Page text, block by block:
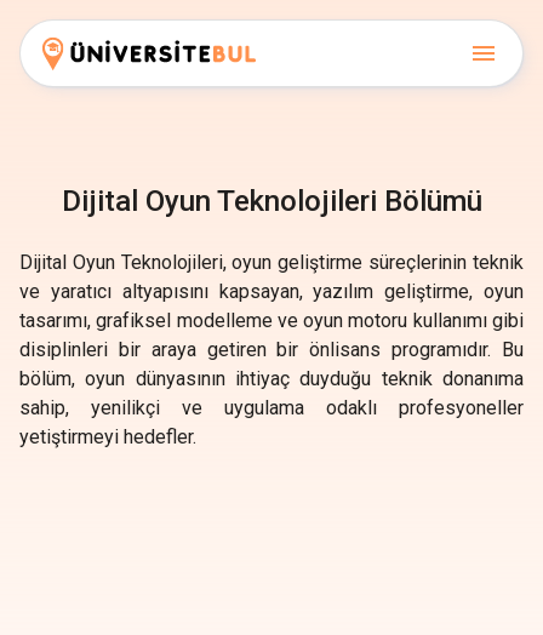
Dijital Oyun Teknolojileri Bölümü
Dijital Oyun Teknolojileri, oyun geliştirme süreçlerinin teknik
ve yaratıcı altyapısını kapsayan, yazılım geliştirme, oyun
tasarımı, grafiksel modelleme ve oyun motoru kullanımı gibi
disiplinleri bir araya getiren bir önlisans programıdır. Bu
bölüm, oyun dünyasının ihtiyaç duyduğu teknik donanıma
sahip, yenilikçi ve uygulama odaklı profesyoneller
yetiştirmeyi hedefler.